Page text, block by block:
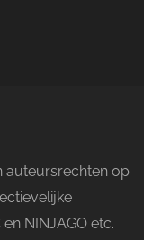
auteursrechten op
NINJAGO etc.